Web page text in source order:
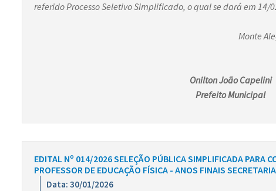
referido Processo Seletivo Simplificado, o qual se dará em 14/
Monte
Onilton João Capelini
Prefeito Municipal
EDITAL Nº 014/2026 SELEÇÃO PÚBLICA SIMPLIFICADA PARA
PROFESSOR DE EDUCAÇÃO FÍSICA - ANOS FINAIS
Data: 30/01/2026